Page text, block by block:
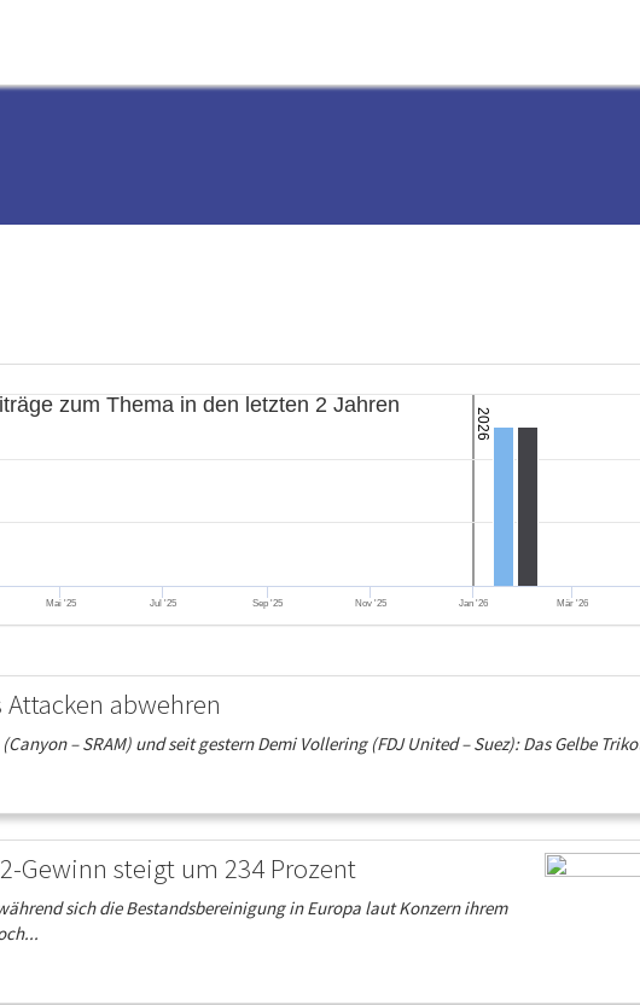
2026
zum Thema in den letzten 2 Jahren
Mai '25 Jul '25 Sep '25 Nov '25 Jan '26 Mär '26
abwehren
– SRAM) und seit gestern Demi Vollering (FDJ United – Suez): Das Gelbe
Gewinn steigt um 234 Prozent
sich die Bestandsbereinigung in Europa laut Konzern ihrem